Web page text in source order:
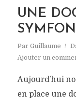
UNE
Par Guillaume
Ajouter un
Aujourd’hui
en place une